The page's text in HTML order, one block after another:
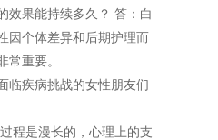
效果能持续多久？ 答：白
因个体差异和后期护理而
常重要。
临疾病挑战的女性朋友们
程是漫长的，心理上的支